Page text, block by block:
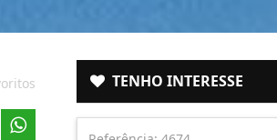
TENHO INTERESSE